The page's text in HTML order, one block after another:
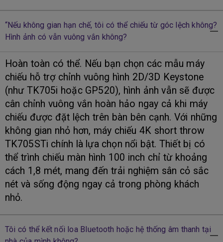
“Nếu không gian hạn chế, tôi có thể chiếu từ góc lệch không?
Hình ảnh có vẫn vuông vắn không?
Hoàn toàn có thể. Nếu bạn chọn các mẫu máy
chiếu hỗ trợ chỉnh vuông hình 2D/3D Keystone
(như TK705i hoặc GP520), hình ảnh vẫn sẽ được
cân chỉnh vuông vắn hoàn hảo ngay cả khi máy
chiếu được đặt lệch trên bàn bên cạnh. Với những
không gian nhỏ hơn, máy chiếu 4K short throw
TK705STi chính là lựa chọn nổi bật. Thiết bị có
thể trình chiếu màn hình 100 inch chỉ từ khoảng
cách 1,8 mét, mang đến trải nghiệm sân cỏ sắc
nét và sống động ngay cả trong phòng khách
nhỏ.
Tôi có thể kết nối loa Bluetooth hoặc hệ thống âm thanh tại